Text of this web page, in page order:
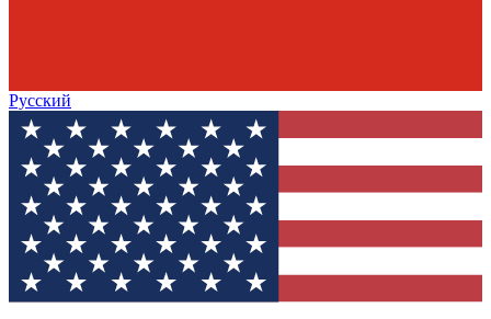
Русский